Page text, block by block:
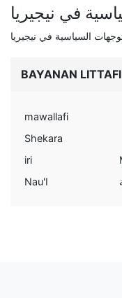
في نيجيريا
السياسية في نيجيريا
BAYANAN LITTAFI
mawallafi
Shekara
iri
Nau'I